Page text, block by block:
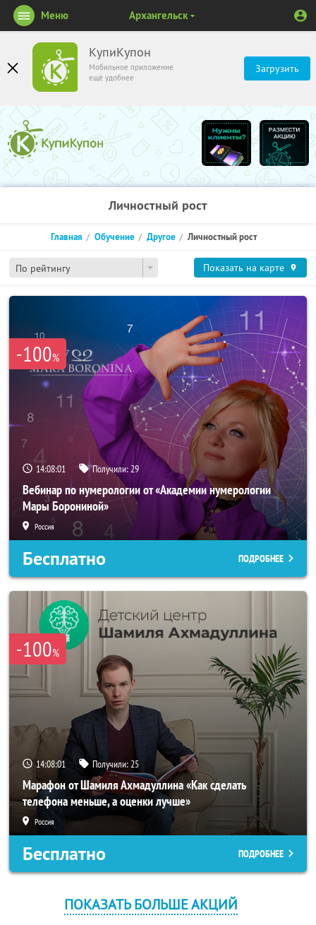
КупиКупон
Мобильное приложение
ещё удобнее
Загрузить
Меню Архангельск
Личностный рост
По рейтингу
Главная Обучение Другое Личностный рост
Показать на карте
-100%
14:08:00 Получили:29
Вебинар по нумерологии от «Академии нумерологии
Мары Борониной»
Россия
Бесплатно ПОДРОБНЕЕ
-100%
14:08:00 Получили:25
Марафон от Шамиля Ахмадуллина «Как сделать
телефона меньше, а оценки лучше»
Россия
Бесплатно ПОДРОБНЕЕ
ПОКАЗАТЬ БОЛЬШЕ АКЦИЙ